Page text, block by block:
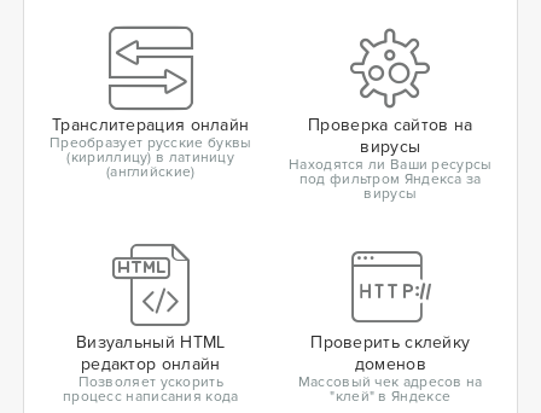
Транслитерация онлайн
Преобразует русские буквы
(кириллицу) в латиницу
(английские)
Проверка сайтов на
вирусы
Находятся ли Ваши ресурсы
под фильтром Яндекса за
вирусы
Визуальный HTML
редактор онлайн
Позволяет ускорить
процесс написания кода
Проверить склейку
доменов
Массовый чек адресов на
"клей" в Яндексе